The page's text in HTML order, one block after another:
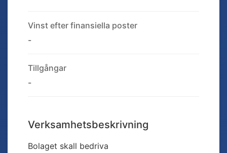
Vinst efter finansiella poster
-
Tillgångar
-
Verksamhetsbeskrivning
Bolaget skall bedriva